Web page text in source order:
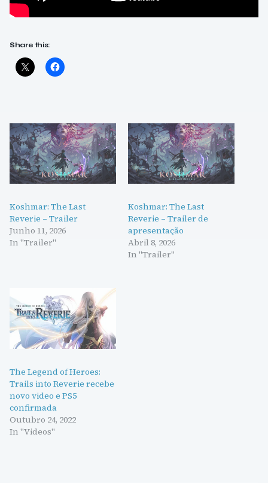
Share this:
Koshmar: The Last
Reverie – Trailer
Junho 11, 2026
In "Trailer"
Koshmar: The Last
Reverie – Trailer de
apresentação
Abril 8, 2026
In "Trailer"
The Legend of Heroes:
Trails into Reverie recebe
novo video e PS5
confirmada
Outubro 24, 2022
In "Videos"